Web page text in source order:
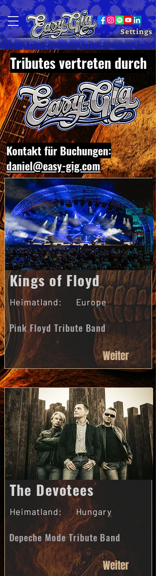
Settings
Tributes vertreten durch
Kontakt für Buchungen:
daniel@easy-gig.com
Kings of Floyd
Heimatland: Europe
Pink Floyd Tribute Band
Weiter
The Devotees
Heimatland: Hungary
Depeche Mode Tribute Band
Weiter